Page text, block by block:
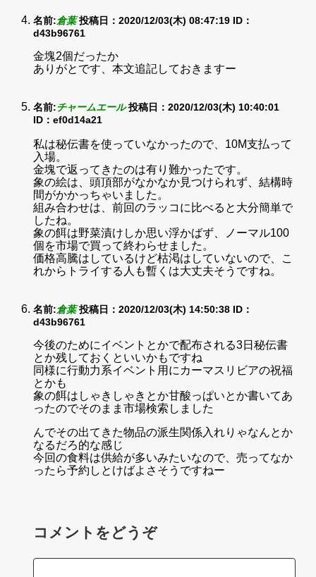
名前:倉葉 投稿日：2020/12/03(木) 08:47:19 ID：
d43b96761
金塊2個だったか
ありがとです、本文追記しておきますー
名前:チャームエール 投稿日：2020/12/03(木) 10:40:01
ID：ef0d14a21
私は秘伝書を使っていなかったので、10M支払って
入場。
金塊で返ってきたのは有り難かったです。
象の絵は、頭頂部がなかなか見つけられず、結構時
間がかかっちゃいました。
組み合わせは、前回のラッコに比べると大分簡単で
したね。
象の餌は野菜漬けしか思い浮かばず、ノーマル100
個を市場で買って終わらせました。
価格高騰はしているけど枯渇はしていないので、こ
れからトライする人も暫くは大丈夫そうですね。
名前:倉葉 投稿日：2020/12/03(木) 14:50:38 ID：
d43b96761
今後のためにイベントとかで配布される3日秘伝書
とか残しておくといいかもですね
同様に行動力系イベント用にカーマスリビアの祝福
とかも
象の餌はしゃきしゃきとか甘酸っぱいとか書いてあ
ったのでそのまま市場検索しました
んでその出てきた物品の派生関係入れりゃなんとか
なるだろ的な感じ
今回の食料は供給が多いみたいなので、売ってなか
ったら予約しとけばよさそうですねー
コメントをどうぞ